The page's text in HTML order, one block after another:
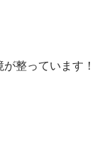
整っています！